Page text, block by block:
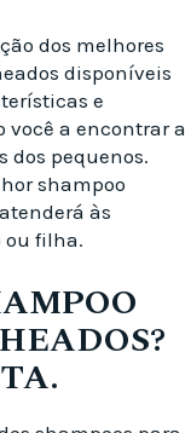
dos melhores
disponíveis
e
você a encontrar a
dos pequenos.
shampoo
às
ou filha.